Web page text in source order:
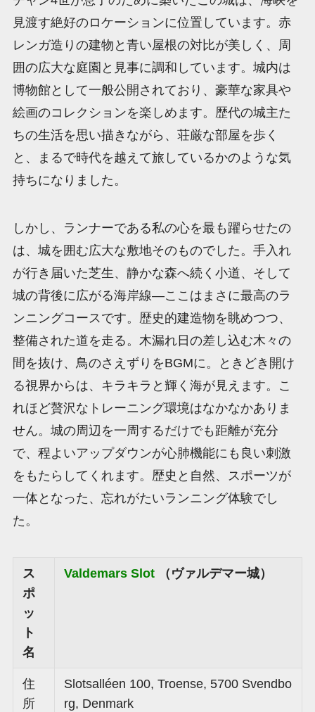
見渡す絶好のロケーションに位置しています。赤
レンガ造りの建物と青い屋根の対比が美しく、周
囲の広大な庭園と見事に調和しています。城内は
博物館として一般公開されており、豪華な家具や
絵画のコレクションを楽しめます。歴代の城主た
ちの生活を思い描きながら、荘厳な部屋を歩く
と、まるで時代を越えて旅しているかのような気
持ちになりました。
しかし、ランナーである私の心を最も躍らせたの
は、城を囲む広大な敷地そのものでした。手入れ
が行き届いた芝生、静かな森へ続く小道、そして
城の背後に広がる海岸線—ここはまさに最高のラ
ンニングコースです。歴史的建造物を眺めつつ、
整備された道を走る。木漏れ日の差し込む木々の
間を抜け、鳥のさえずりをBGMに。ときどき開け
る視界からは、キラキラと輝く海が見えます。こ
れほど贅沢なトレーニング環境はなかなかありま
せん。城の周辺を一周するだけでも距離が充分
で、程よいアップダウンが心肺機能にも良い刺激
をもたらしてくれます。歴史と自然、スポーツが
一体となった、忘れがたいランニング体験でし
た。
ス
ポ
ッ
ト
名
Valdemars Slot （ヴァルデマー城）
住
所
Slotsalléen 100, Troense, 5700 Svendbo
rg, Denmark